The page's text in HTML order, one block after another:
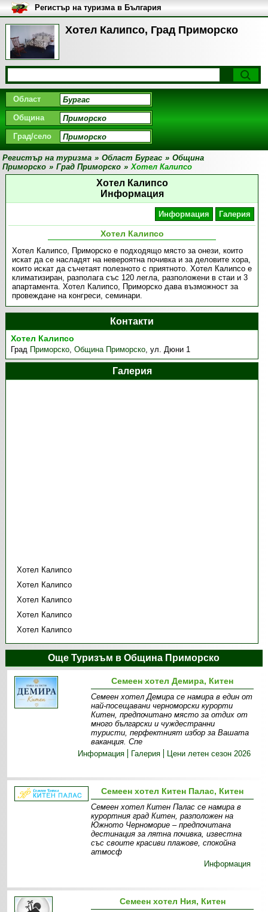
Хотел Калипсо, Град Приморско
Регистър на туризма в България
Област
Община
Град/село
Регистър на туризма » Област Бургас » Община
Приморско » Град Приморско » Хотел Калипсо
Хотел Калипсо
Информация
Информация Галерия
Хотел Калипсо
Хотел Калипсо, Приморско е подходящо място за онези, които
искат да се насладят на невероятна почивка и за деловите хора,
които искат да съчетаят полезното с приятното. Хотел Калипсо е
климатизиран, разполага със 120 легла, разположени в стаи и 3
апартамента. Хотел Калипсо, Приморско дава възможност за
провеждане на конгреси, семинари.
Контакти
Хотел Калипсо
Град Приморско,Община Приморско,ул. Дюни 1
Галерия
Хотел Калипсо
Хотел Калипсо
Хотел Калипсо
Хотел Калипсо
Хотел Калипсо
Още Туризъм в Община Приморско
Семеен хотел Демира, Китен
Семеен хотел Демира се намира в един от
най-посещавани черноморски курорти
Китен, предпочитано място за отдих от
много български и чуждестранни
туристи, перфектният избор за Вашата
ваканция. Спе
Информация
Галерия Цени летен сезон 2026
Семеен хотел Китен Палас, Китен
Семеен хотел Китен Палас се намира в
курортния град Китен, разположен на
Южното Черноморие – предпочитана
дестинация за лятна почивка, известна
със своите красиви плажове, спокойна
атмосф
Информация
Семеен хотел Ния, Китен